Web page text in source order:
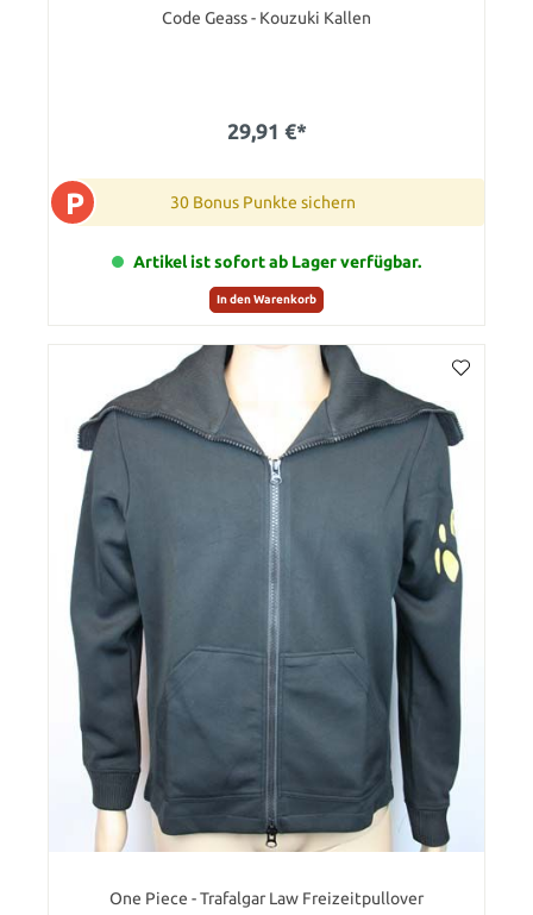
Code Geass - Kouzuki Kallen
29,91 €*
P 30 Bonus Punkte sichern
Artikel ist sofort ab Lager verfügbar.
In den Warenkorb
One Piece - Trafalgar Law Freizeitpullover